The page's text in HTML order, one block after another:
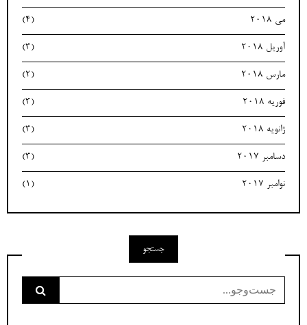
می 2018 (4)
آوریل 2018 (3)
مارس 2018 (2)
فوریه 2018 (3)
ژانویه 2018 (3)
دسامبر 2017 (3)
نوامبر 2017 (1)
جستجو
برای: